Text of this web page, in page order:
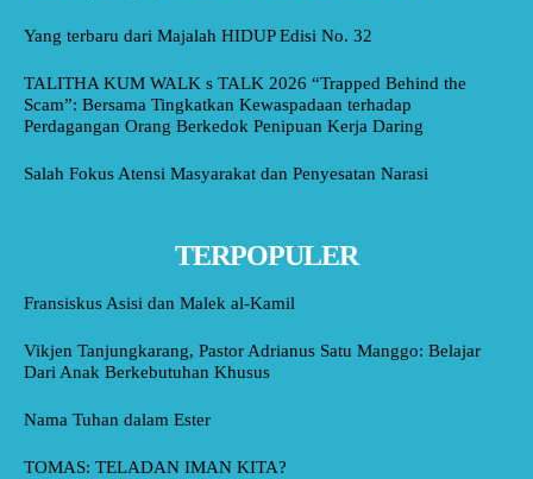
Yang terbaru dari Majalah HIDUP Edisi No. 32
TALITHA KUM WALK s TALK 2026 “Trapped Behind the
Scam”: Bersama Tingkatkan Kewaspadaan terhadap
Perdagangan Orang Berkedok Penipuan Kerja Daring
Salah Fokus Atensi Masyarakat dan Penyesatan Narasi
TERPOPULER
Fransiskus Asisi dan Malek al-Kamil
Vikjen Tanjungkarang, Pastor Adrianus Satu Manggo: Belajar
Dari Anak Berkebutuhan Khusus
Nama Tuhan dalam Ester
TOMAS: TELADAN IMAN KITA?